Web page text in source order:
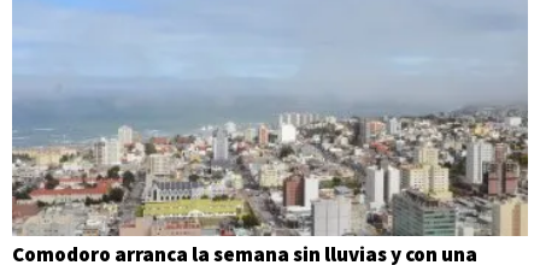
Comodoro arranca la semana sin lluvias y con una